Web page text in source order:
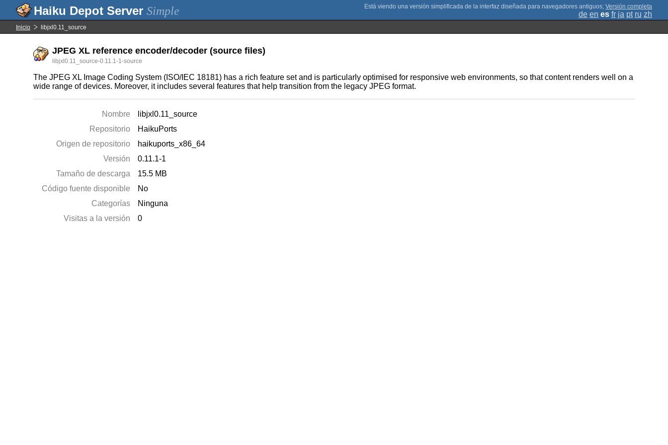
Simple ; Versión completa
de en es fr ja pt ru zh
Inicio libjxl0.11_source
JPEG XL reference encoder/decoder (source files)
libjxl0.11_source-0.11.1-1-source
The JPEG XL Image Coding System (ISO/IEC 18181) has a rich feature set and is particularly optimised for responsive web environments, so that content renders well on a
wide range of devices. Moreover, it includes several features that help transition from the legacy JPEG format.
Nombre
libjxl0.11_source
Repositorio
HaikuPorts
Origen de repositorio
haikuports_x86_64
Versión
0.11.1-1
Tamaño de descarga
15.5 MB
Código fuente disponible
No
Categorías
Ninguna
Visitas a la versión
0